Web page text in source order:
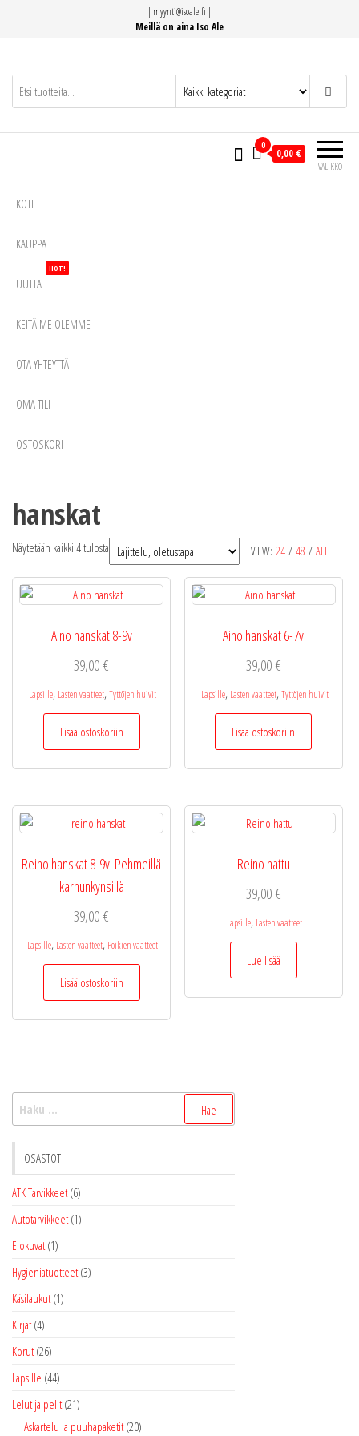
| myynti@isoale.fi |
Meillä on aina Iso Ale
VALIKKO
0
0,00 €
KOTI
KAUPPA
UUTTA
HOT!
KEITÄ ME OLEMME
OTA YHTEYTTÄ
OMA TILI
OSTOSKORI
hanskat
VIEW: 24 / 48 / ALL
Näytetään kaikki 4 tulosta
Aino hanskat 8-9v
39,00€
Lapsille, Lasten vaatteet, Tyttöjen huivit
Lisää ostoskoriin
Aino hanskat 6-7v
39,00 €
Lapsille, Lasten vaatteet, Tyttöjen huivit
Lisää ostoskoriin
Reino hanskat 8-9v. Pehmeillä
karhunkynsillä
39,00€
Lapsille, Lasten vaatteet, Poikien vaatteet
Lisää ostoskoriin
Reino hattu
39,00 €
Lapsille, Lasten vaatteet
Lue lisää
OSASTOT
ATK Tarvikkeet (6)
Autotarvikkeet (1)
Elokuvat (1)
Hygieniatuotteet (3)
Käsilaukut (1)
Kirjat (4)
Korut (26)
Lapsille (44)
Lelut ja pelit (21)
Askartelu ja puuhapaketit (20)